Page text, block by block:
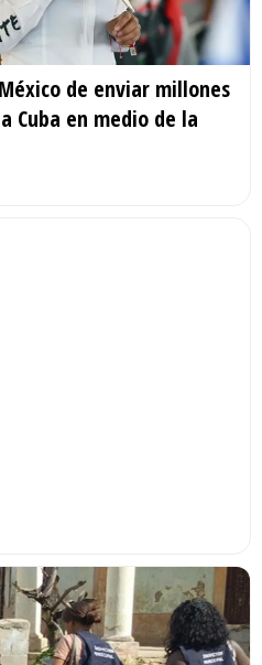
de enviar millones
Cuba en medio de la